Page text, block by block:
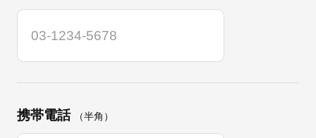
携帯電話 （半角）